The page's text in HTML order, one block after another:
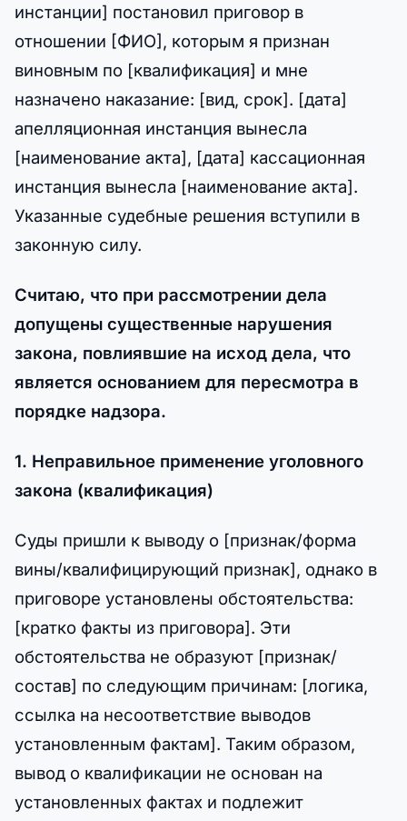
инстанции] постановил приговор в
отношении [ФИО], которым я признан
виновным по [квалификация] и мне
назначено наказание: [вид, срок]. [дата]
апелляционная инстанция вынесла
[наименование акта], [дата] кассационная
инстанция вынесла [наименование акта].
Указанные судебные решения вступили в
законную силу.
Считаю, что при рассмотрении дела
допущены существенные нарушения
закона, повлиявшие на исход дела, что
является основанием для пересмотра в
порядке надзора.
1. Неправильное применение уголовного
закона (квалификация)
Суды пришли к выводу о [признак/форма
вины/квалифицирующий признак], однако в
приговоре установлены обстоятельства:
[кратко факты из приговора]. Эти
обстоятельства не образуют [признак/
состав] по следующим причинам: [логика,
ссылка на несоответствие выводов
установленным фактам]. Таким образом,
вывод о квалификации не основан на
установленных фактах и подлежит